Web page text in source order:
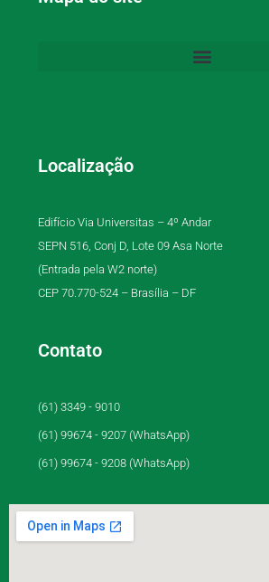
Localização
Edifício Via Universitas – 4º Andar
SEPN 516, Conj D, Lote 09 Asa Norte
(Entrada pela W2 norte)
CEP 70.770-524 – Brasília – DF
Contato
(61) 3349 - 9010
(61) 99674 - 9207 (WhatsApp)
(61) 99674 - 9208 (WhatsApp)